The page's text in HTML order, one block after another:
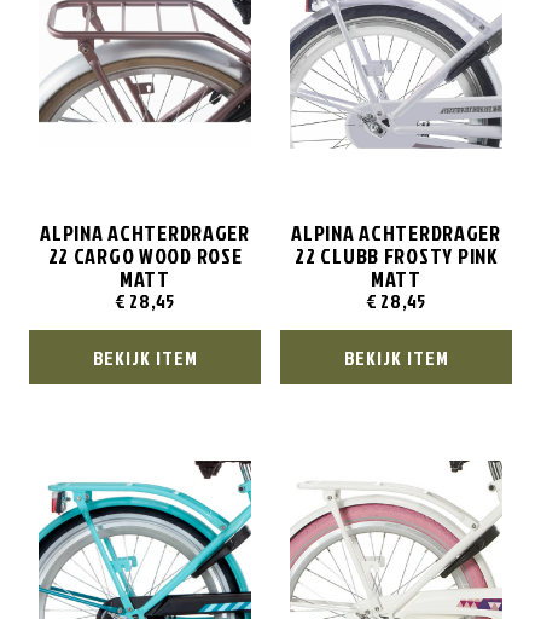
ALPINA ACHTERDRAGER
22 CARGO WOOD ROSE
MATT
€ 28,45
BEKIJK ITEM
ALPINA ACHTERDRAGER
22 CLUBB FROSTY PINK
MATT
€ 28,45
BEKIJK ITEM